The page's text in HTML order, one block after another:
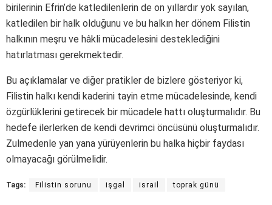
birilerinin Efrin’de katledilenlerin de on yıllardır yok sayılan,
katledilen bir halk olduğunu ve bu halkın her dönem Filistin
halkının meşru ve hâkli mücadelesini desteklediğini
hatırlatması gerekmektedir.
Bu açıklamalar ve diğer pratikler de bizlere gösteriyor ki,
Filistin halkı kendi kaderini tayin etme mücadelesinde, kendi
özgürlüklerini getirecek bir mücadele hattı oluşturmalıdır. Bu
hedefe ilerlerken de kendi devrimci öncüsünü oluşturmalıdır.
Zulmedenle yan yana yürüyenlerin bu halka hiçbir faydası
olmayacağı görülmelidir.
Tags: Filistin sorunu işgal israil toprak günü